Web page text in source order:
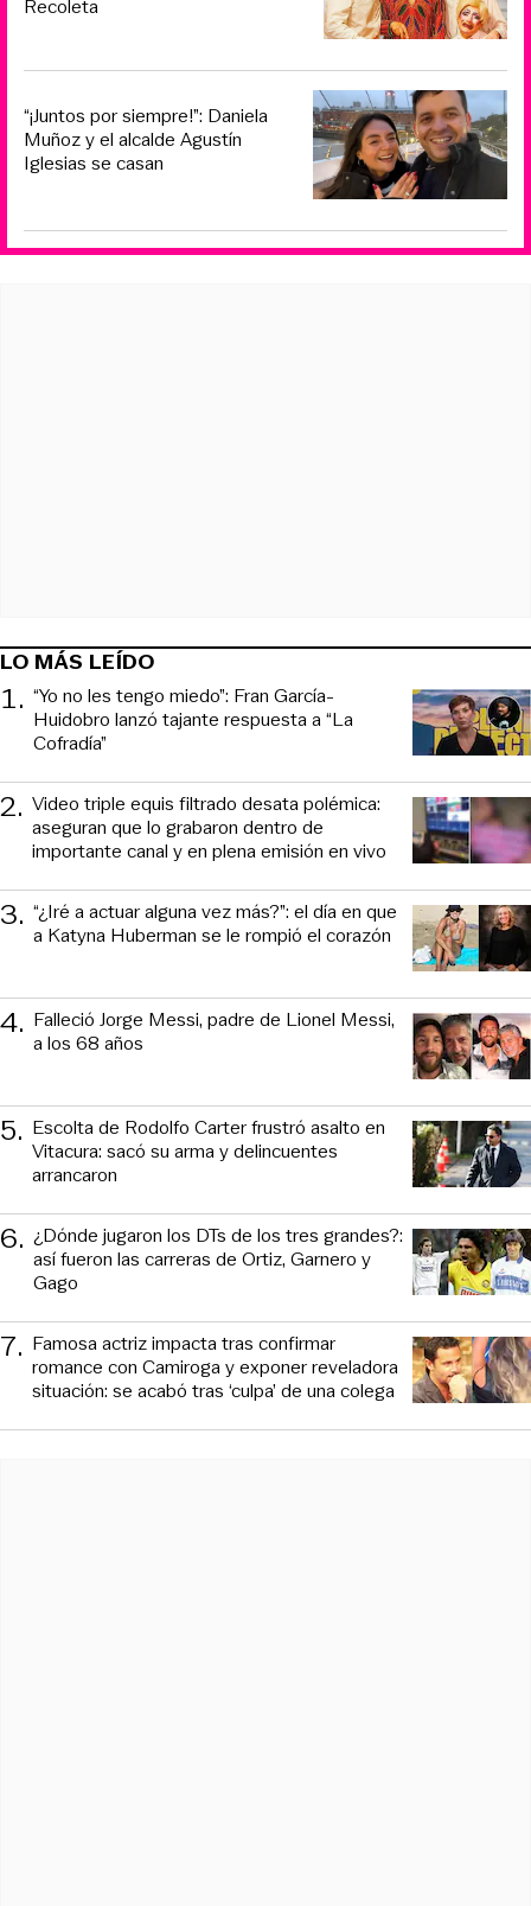
Recoleta
“¡Juntos por siempre!”: Daniela
Muñoz y el alcalde Agustín
Iglesias se casan
LO MÁS LEÍDO
1. “Yo no les tengo miedo”: Fran García-
Huidobro lanzó tajante respuesta a “La
Cofradía”
2. Video triple equis filtrado desata polémica:
aseguran que lo grabaron dentro de
importante canal y en plena emisión en vivo
3. “¿Iré a actuar alguna vez más?”: el día en que
a Katyna Huberman se le rompió el corazón
4. Falleció Jorge Messi, padre de Lionel Messi,
a los 68 años
5. Escolta de Rodolfo Carter frustró asalto en
Vitacura: sacó su arma y delincuentes
arrancaron
6. ¿Dónde jugaron los DTs de los tres grandes?:
así fueron las carreras de Ortiz, Garnero y
Gago
7. Famosa actriz impacta tras confirmar
romance con Camiroga y exponer reveladora
situación: se acabó tras ‘culpa’ de una colega